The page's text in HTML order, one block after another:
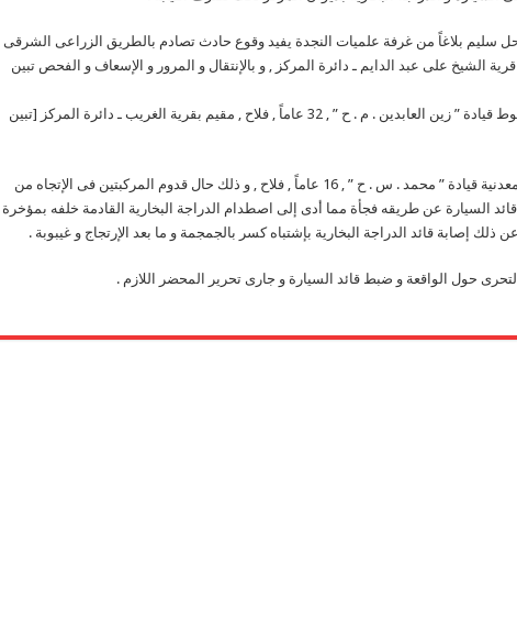
سليم بلاغاً من غرفة علميات النجدة يفيد وقوع حادث تصادم بالطريق الزراعى الشرقى
الشيخ على عبد الدايم ـ دائرة المركز , و بالإنتقال و المرور و الإسعاف و الفحص تبين
السيارة رقم 59084 نقل أسيوط قيادة ” زين العابدين . م . ح ” , 32 عاماً , فلاح , مقيم بقرية الغريب ـ دائرة المركز [تبين
و دراجة بخارية بدون لوحات معدنية قيادة ” محمد . س . ح ” , 16 عاماً , فلاح , و ذلك حال قدوم المركبتين فى الإتجاه من
السيارة عن طريقه فجأة مما أدى إلى اصطدام الدراجة البخارية القادمة خلفه بمؤخرة
ذلك إصابة قائد الدراجة البخارية بإشتباه كسر بالجمجمة و ما بعد الإرتجاج و غيبوبة .
حول الواقعة و ضبط قائد السيارة و جارى تحرير المحضر اللازم .